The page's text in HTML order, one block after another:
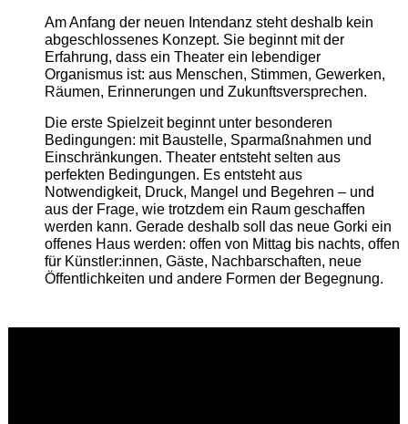
Am Anfang der neuen Intendanz steht deshalb kein
abgeschlossenes Konzept. Sie beginnt mit der
Erfahrung, dass ein Theater ein lebendiger
Organismus ist: aus Menschen, Stimmen, Gewerken,
Räumen, Erinnerungen und Zukunftsversprechen.
Die erste Spielzeit beginnt unter besonderen
Bedingungen: mit Baustelle, Sparmaßnahmen und
Einschränkungen. Theater entsteht selten aus
perfekten Bedingungen. Es entsteht aus
Notwendigkeit, Druck, Mangel und Begehren – und
aus der Frage, wie trotzdem ein Raum geschaffen
werden kann. Gerade deshalb soll das neue Gorki ein
offenes Haus werden: offen von Mittag bis nachts, offen
für Künstler:innen, Gäste, Nachbarschaften, neue
Öffentlichkeiten und andere Formen der Begegnung.